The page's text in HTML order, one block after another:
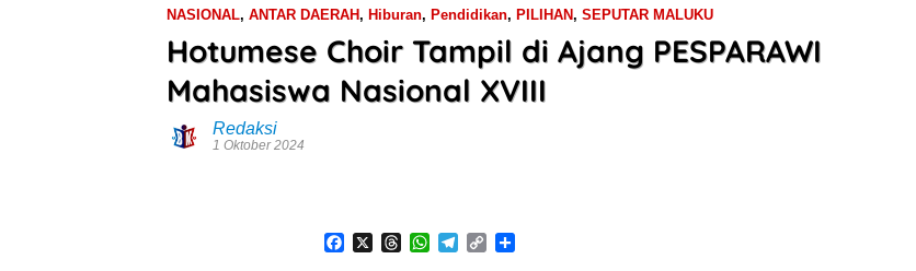
NASIONAL, ANTAR DAERAH, Hiburan, Pendidikan, PILIHAN, SEPUTAR MALUKU
Hotumese Choir Tampil di Ajang PESPARAWI
Mahasiswa Nasional XVIII
Redaksi
1 Oktober 2024
W